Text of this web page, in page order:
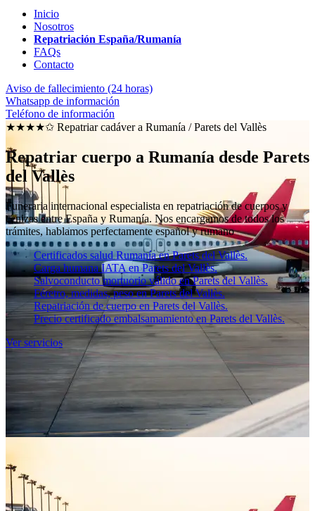
Inicio
Nosotros
Repatriación España/Rumanía
FAQs
Contacto
Aviso de fallecimiento (24 horas)
Whatsapp de información
Teléfono de información
★★★★✩ Repatriar cadáver a Rumanía /Parets del Vallès
Repatriar cuerpo a Rumanía desde Parets
del Vallès
Funeraria internacional especialista en repatriación de cuerpos y
cenizas entre España y Rumanía. Nos encargamos de todos los
trámites, hablamos perfectamente español y rumano
Certificados salud Rumanía en Parets del Vallès.
Carga humana IATA en Parets del Vallès.
Salvoconducto mortuorio válido en Parets del Vallès.
Féretro, medidas, peso en Parets del Vallès.
Repatriación de cuerpo en Parets del Vallès.
Precio certificado embalsamamiento en Parets del Vallès.
Ver servicios